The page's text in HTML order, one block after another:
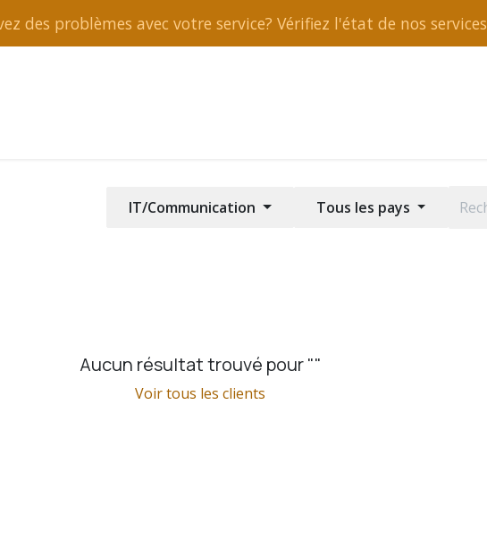
des problèmes avec votre service? Vérifiez l'état de nos services
IT/Communication Tous les pays
Aucun résultat trouvé pour ""
Voir tous les clients